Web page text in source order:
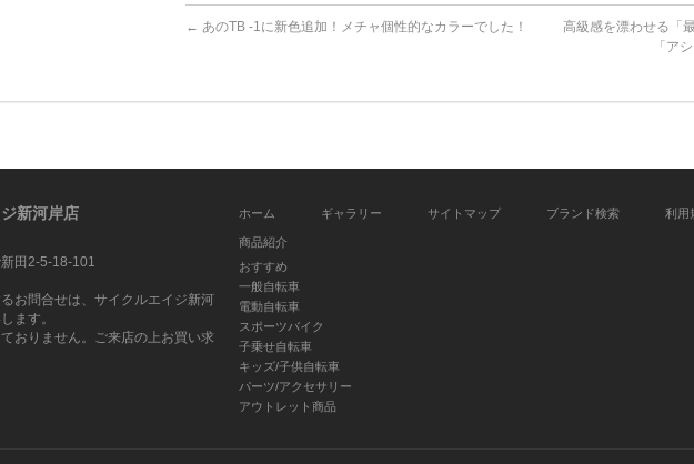
← あのTB -1に新色追加！メチャ個性的なカラーでした！
高級感を漂わせる「
「ア
新河岸店
田2-5-18-101
お問合せは、サイクルエイジ新河
ます。
おりません。ご来店の上お買い求
ホーム ギャラリー サイトマップ ブランド検索 利用
商品紹介
おすすめ
一般自転車
電動自転車
スポーツバイク
子乗せ自転車
キッズ/子供自転車
パーツ/アクセサリー
アウトレット商品